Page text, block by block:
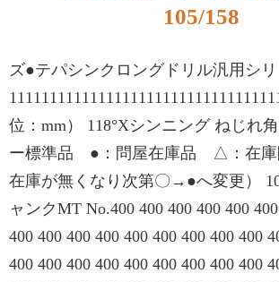
105/158
ズ●テパシンクロングドリル汎用シリ
位：mm） 118°Xシンニング ねじれ
ー標準品 ●：問屋在庫品 △：在庫
在庫が無くなり次第〇→●へ変更）
ャンクMT No.400 400 400 400 400
400 400 400 400 400 400 400 400 400
400 400 400 400 400 400 400 400 400